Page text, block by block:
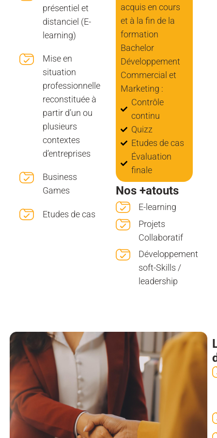
présentiel et
distanciel (E-
learning)
Mise en
situation
professionnelle
reconstituée à
partir d’un ou
plusieurs
contextes
d’entreprises
Business
Games
Etudes de cas
acquis en cours
et à la fin de la
formation
Bachelor
Développement
Commercial et
Marketing :
Contrôle
continu
Quizz
Etudes de cas
Évaluation
finale
Nos +atouts
E-learning
Projets
Collaboratif
Développement
soft-Skills /
leadership